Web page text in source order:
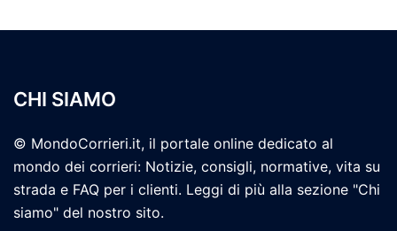
CHI SIAMO
© MondoCorrieri.it, il portale online dedicato al
mondo dei corrieri: Notizie, consigli, normative, vita su
strada e FAQ per i clienti. Leggi di più alla sezione "Chi
siamo" del nostro sito.